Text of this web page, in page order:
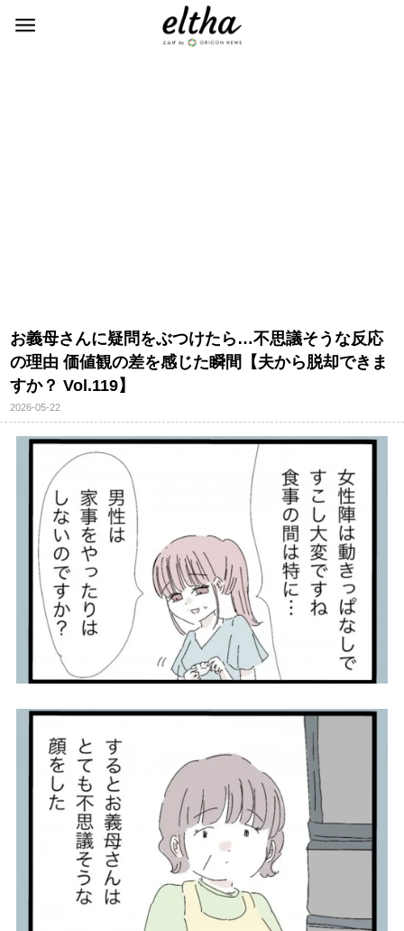
お義母さんに疑問をぶつけたら…不思議そうな反応
の理由 価値観の差を感じた瞬間【夫から脱却できま
すか？ Vol.119】
2026-05-22